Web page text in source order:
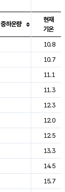
압등을 안내한 표입
중하운량
현재
기온
10.8
10.7
11.1
11.3
12.3
12.0
12.5
13.3
14.5
15.7